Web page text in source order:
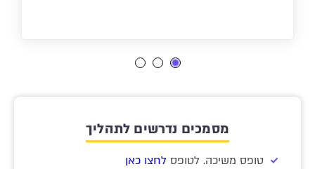
מסמכים נדרשים לתהליך
טופס משיכה. לטופס לחצו כאן